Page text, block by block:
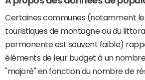
Certaines communes (notamment
touristiques de montagne ou du
permanente est souvent faible)
éléments de leur budget à un
"majoré" en fonction du nombre de